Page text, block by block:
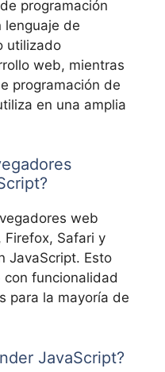
programación
lenguaje de
utilizado
web, mientras
programación de
en una amplia
web
Firefox, Safari y
JavaScript. Esto
funcionalidad
para la mayoría de
JavaScript?